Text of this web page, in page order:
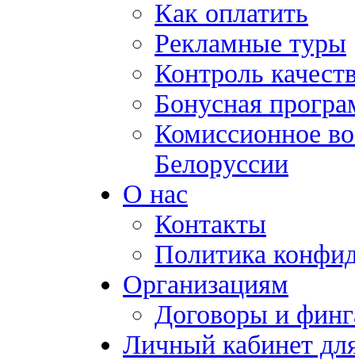
Как оплатить
Рекламные туры
Контроль
Бонусная
Комиссионное
Белоруссии
О нас
Контакты
Политика
Организациям
Договоры и
Личный кабинет